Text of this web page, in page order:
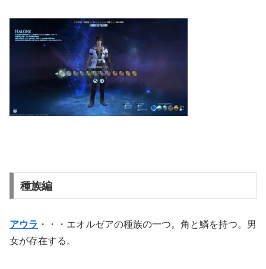
種族編
アウラ ・・・エオルゼアの種族の一つ。角と鱗を持つ。男
女が存在する。